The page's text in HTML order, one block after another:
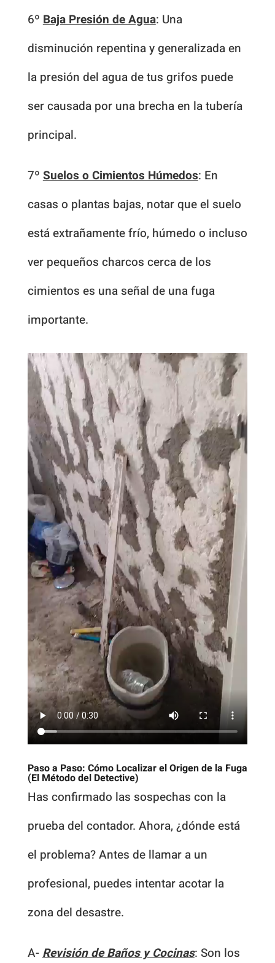
6ºBaja Presión de Agua: Una
disminución repentina y generalizada en
la presión del agua de tus grifos puede
ser causada por una brecha en la tubería
principal.
7ºSuelos o Cimientos Húmedos: En
casas o plantas bajas, notar que el suelo
está extrañamente frío, húmedo o incluso
ver pequeños charcos cerca de los
cimientos es una señal de una fuga
importante.
Paso a Paso: Cómo Localizar el Origen de la Fuga
(El Método del Detective)
Has confirmado las sospechas con la
prueba del contador. Ahora, ¿dónde está
el problema? Antes de llamar a un
profesional, puedes intentar acotar la
zona del desastre.
A-Revisión de Baños y Cocinas: Son los